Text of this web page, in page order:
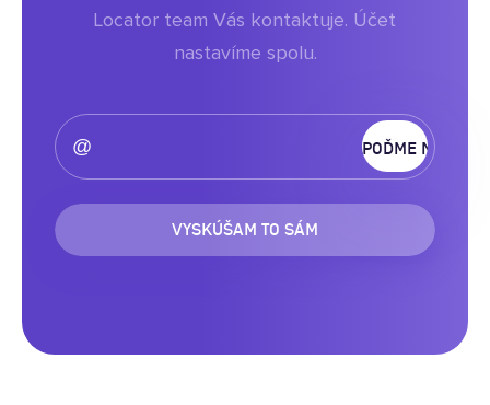
VYSKÚŠAM TO SÁM
Locator team Vás kontaktuje. Účet
nastavíme spolu.